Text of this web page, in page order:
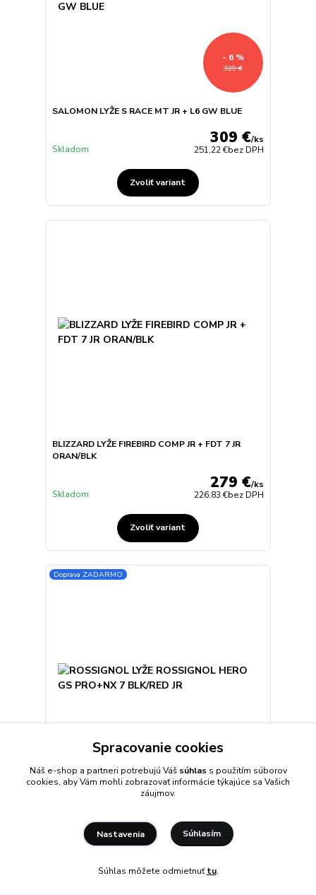
329 €
- 6 %
SALOMON LYŽE S RACE MT JR + L6 GW BLUE
309 €/ks
251,22 €bez DPH
Skladom
Zvoliť variant
BLIZZARD LYŽE FIREBIRD COMP JR + FDT 7 JR
ORAN/BLK
279 €/ks
226,83 €bez DPH
Skladom
Zvoliť variant
Doprava ZADARMO
ROSSIGNOL LYŽE ROSSIGNOL HERO GS PRO+NX 7
460 €
373,98 €
bez DPH
Skladom
Zvoliť variant
Spracovanie cookies
Náš e-shop a partneri potrebujú Váš súhlas s použitím súborov
cookies, aby Vám mohli zobrazovať informácie týkajúce sa Vašich
záujmov.
Nastavenia Súhlasím
Súhlas môžete odmietnuťtu.